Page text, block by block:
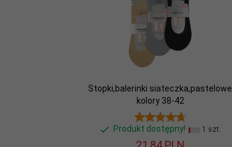
Stopki,balerinki siateczka,pastelowe
kolory 38-42
Produkt dostępny! 1 szt.